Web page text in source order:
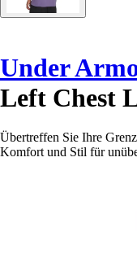
Under
Left Chest
Übertreffen Sie Ihre
Komfort und Stil für